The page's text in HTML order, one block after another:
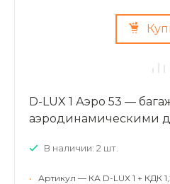
D-LUX 1 Аэро 53 —
аэродинамическими
В наличии: 2 шт.
•
Артикул — КА D-LUX 1 + КДК